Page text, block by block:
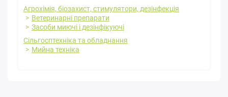
Агрохімія, біозахист, стимулятори, дезінфекція
Ветеринарні препарати
Засоби миючі і дезінфікуючі
Сільгосптехніка та обладнання
Мийна техніка